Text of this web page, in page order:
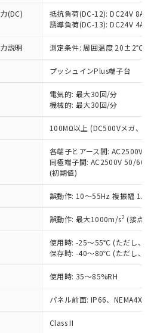
(DC)
抵抗負荷(DC-12): DC24V 8A/
誘導負荷(DC-13): DC24V 4A/
説明 測定条件: 周囲温度 20±2℃、
プッシュインPlus端子台
電気的: 最大30回/分
機械的: 最大30回/分
100MΩ以上 (DC500Vメガ、点
各端子とアース間: AC2500V
同極端子間: AC2500V 50/
(初期値)
誤動作: 10～55Hz 複振幅
誤動作: 最大1000m/s2 (接点
使用時: -25～55℃ (ただし、氷
保存時: -40～80℃ (ただし、氷
使用時: 35～85%RH
パネル前面: IP66、NEMA4X,
Class II
ください。
よび標準価格照会結果は、
る更新日時点での社内デー
作成されるものであり、閲
点での実際の在庫および標
異なる場合があることをご
状況および標準価格はお客
先、またはお客様担当のオ
機器販売店・当社販売員に
御機器販売店や当社販売拠
ネットワーク
」をご確認
よび標準価格結果を当社の
なく第三者に漏洩または開
うお願いします。
機能（部品リスト作成サー
利用いただくには、I-Web
にご登録されている必要が
ウェブサイト上で当社にご
部品リストについて、当社
の共同利用者が、当社の製
スに関するお客様との取
要な範囲で利用すること
品と判明した場合などや
ことがあります。
）：
水銀(Hg) 1000ppm以下、 カド
以下、ポリ臭化ビフェニル
、ポリ臭化ジフェニルエーテル類
フタル酸ビス(2-エチルヘキシ
1000ppm以下、フタル酸ブチ
以下、フタル酸ジブチル
下、フタル酸ジイソブチル
用監視および制御機器に対する
４物質については閾値を超える意
を確認しています。
え状況などにより、予定
があります。
ダウンロード
書をダウンロードするこ
ることを示します。
す。当社販売部門へお問
、 PBBs(ポリ臭化ビフェ
ポリ臭化ジフェニルエーテ
) : 1000ppm、 DIBP(フタル酸ジ
、 BBP(フタル酸ブチルベンジ
エチルヘキシル)) : 1000ppm
（10物質）のすべてが基
とを示します。
用状況下において有害物
し、環境に深刻な影響を
意味します。
す。当社販売部門へお問
れら貴社製品のうち、外国
外国貿易法に定める商品
貨物等」という）を輸出
への提供する場合は、日本
出許可(または役務取引許
るなどの必要な手続きを
貨物を破棄する場合は、完
るなど、違法に輸出されな
手段を講じます。
製品を、核兵器、ミサイ
器、生物兵器またはその他
これらの製造装置等に一切
社製品を第三者に販売する
記1、2および3の内容を当
通知します。また当社は、
び販売に係わる関係者が違
るおそれがある場合は、取
しません。
キャンセル
以上の在庫あり
には満たないが在庫あり
し(最新の在庫状況につ
、お客様のお取引先、ま
客様担当のオムロン制御
売店・当社販売員にご確
産機種、また在庫状況の
公開していない機種